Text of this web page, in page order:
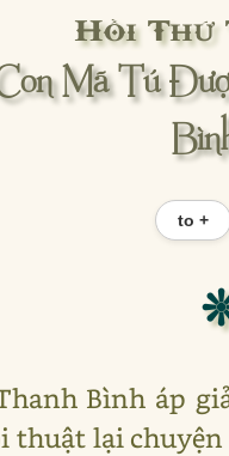
Hồi Thứ
Mã Tú
to +
Bình áp
thuật lại